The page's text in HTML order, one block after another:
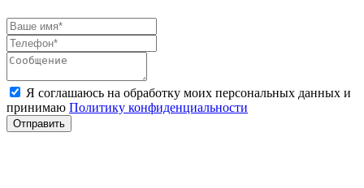
Я соглашаюсь на обработку моих персональных данных и
принимаю Политику конфиденциальности
Отправить